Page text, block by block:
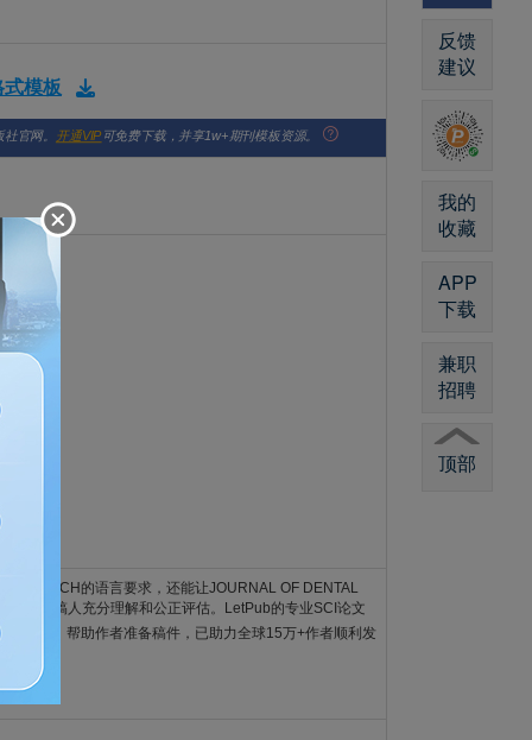
式模板
官网。 开通VIP 可免费下载，并享1w+期刊模板资源。
的语言要求，还能让JOURNAL OF DENTAL
和审稿人充分理解和公正评估。LetPub的专业SCI论文
制图
等）帮助作者准备稿件，已助力全球15万+作者顺利发
反馈
建议
我的
收藏
APP
下载
兼职
招聘
顶部